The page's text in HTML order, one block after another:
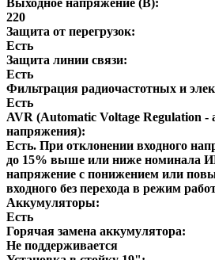
220
Защита от перегрузок:
Есть
Защита линии связи:
Есть
Фильтрация радиочастотных и
Есть
AVR (Automatic Voltage Regulation -
напряжения):
Есть. При отклонении входного
до 15% выше или ниже номинала
напряжение с понижением или
входного без перехода в режим
Аккумуляторы:
Есть
Горячая замена аккумулятора:
Не поддерживается